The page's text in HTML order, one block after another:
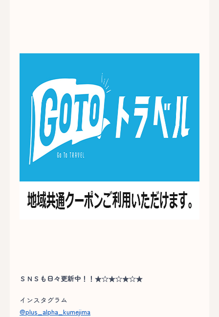
ＳＮＳも日々更新中！！★☆★☆★☆★
インスタグラム
@plus_alpha_kumejima